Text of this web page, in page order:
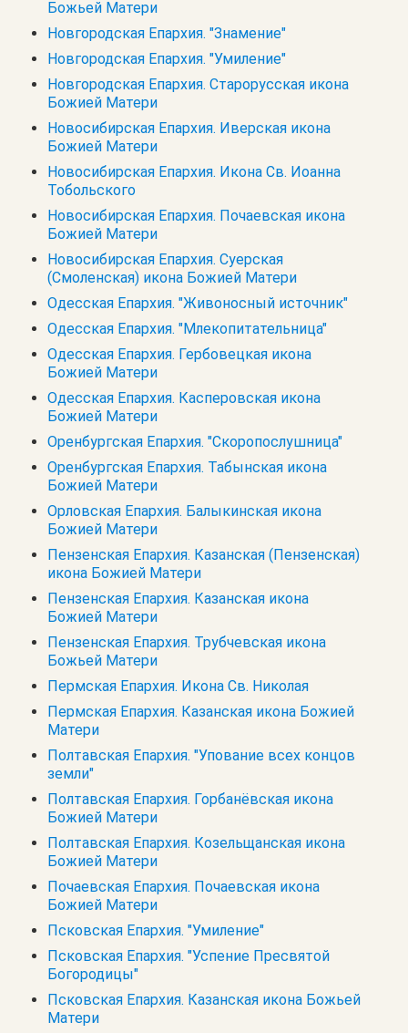
Божьей Матери
Новгородская Епархия. "Знамение"
Новгородская Епархия. "Умиление"
Новгородская Епархия. Старорусская икона
Божией Матери
Новосибирская Епархия. Иверская икона
Божией Матери
Новосибирская Епархия. Икона Св. Иоанна
Тобольского
Новосибирская Епархия. Почаевская икона
Божией Матери
Новосибирская Епархия. Суерская
(Смоленская) икона Божией Матери
Одесская Епархия. "Живоносный источник"
Одесская Епархия. "Млекопитательница"
Одесская Епархия. Гербовецкая икона
Божией Матери
Одесская Епархия. Касперовская икона
Божией Матери
Оренбургская Епархия. "Скоропослушница"
Оренбургская Епархия. Табынская икона
Божией Матери
Орловская Епархия. Балыкинская икона
Божией Матери
Пензенская Епархия. Казанская (Пензенская)
икона Божией Матери
Пензенская Епархия. Казанская икона
Божией Матери
Пензенская Епархия. Трубчевская икона
Божьей Матери
Пермская Епархия. Икона Св. Николая
Пермская Епархия. Казанская икона Божией
Матери
Полтавская Епархия. "Упование всех концов
земли"
Полтавская Епархия. Горбанёвская икона
Божией Матери
Полтавская Епархия. Козельщанская икона
Божией Матери
Почаевская Епархия. Почаевская икона
Божией Матери
Псковская Епархия. "Умиление"
Псковская Епархия. "Успение Пресвятой
Богородицы"
Псковская Епархия. Казанская икона Божьей
Матери